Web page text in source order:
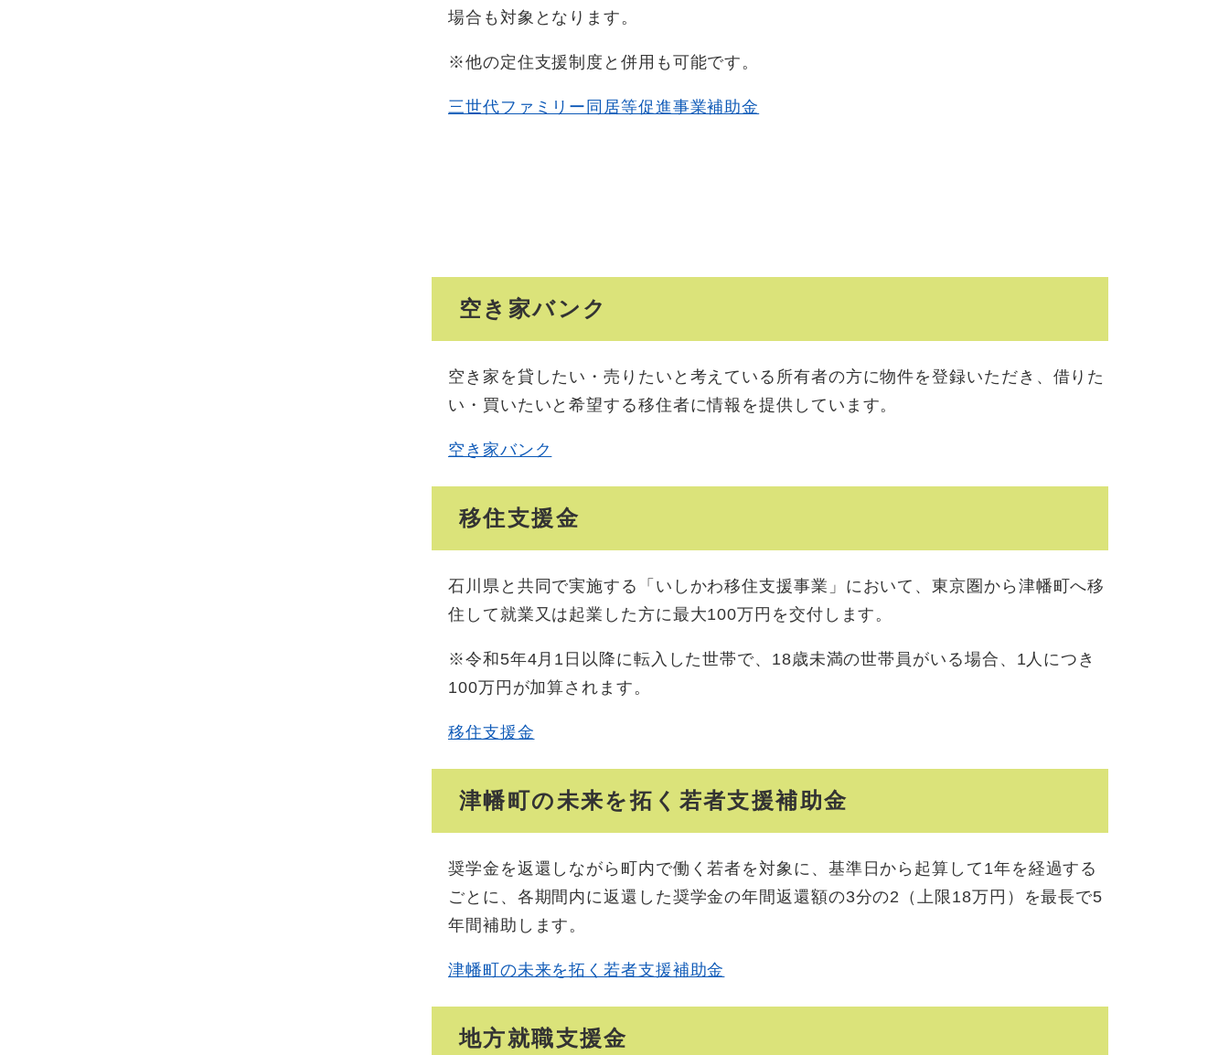
場合も対象となります。
※他の定住支援制度と併用も可能です。
三世代ファミリー同居等促進事業補助金
空き家バンク
空き家を貸したい・売りたいと考えている所有者の方に物件を登録いただき、借りた
い・買いたいと希望する移住者に情報を提供しています。
空き家バンク
移住支援金
石川県と共同で実施する「いしかわ移住支援事業」において、東京圏から津幡町へ移
住して就業又は起業した方に最大100万円を交付します。
※令和5年4月1日以降に転入した世帯で、18歳未満の世帯員がいる場合、1人につき
100万円が加算されます。
移住支援金
津幡町の未来を拓く若者支援補助金
奨学金を返還しながら町内で働く若者を対象に、基準日から起算して1年を経過する
ごとに、各期間内に返還した奨学金の年間返還額の3分の2（上限18万円）を最長で5
年間補助します。
津幡町の未来を拓く若者支援補助金
地方就職支援金